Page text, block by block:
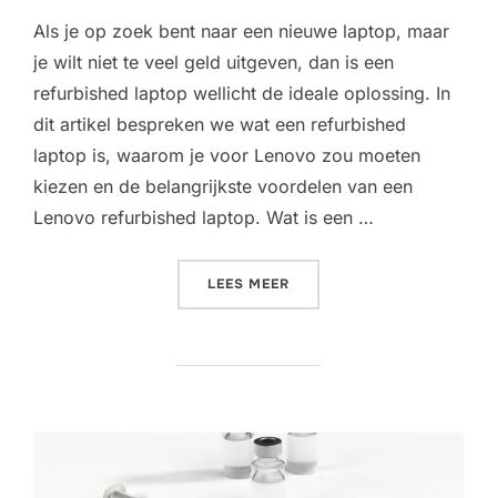
Als je op zoek bent naar een nieuwe laptop, maar
je wilt niet te veel geld uitgeven, dan is een
refurbished laptop wellicht de ideale oplossing. In
dit artikel bespreken we wat een refurbished
laptop is, waarom je voor Lenovo zou moeten
kiezen en de belangrijkste voordelen van een
Lenovo refurbished laptop. Wat is een …
LEES MEER